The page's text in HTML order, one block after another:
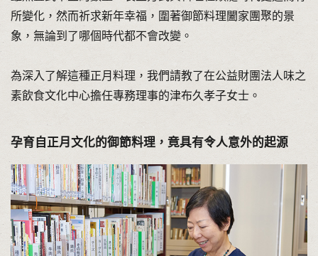
所變化，然而祈求新年幸福，圍著御節料理闔家團聚的景
象，無論到了哪個時代都不會改變。
為深入了解這種正月料理，我們請教了在公益財團法人味之
素飲食文化中心擔任專務理事的津布久孝子女士。
孕育自正月文化的御節料理，竟具有令人意外的起源